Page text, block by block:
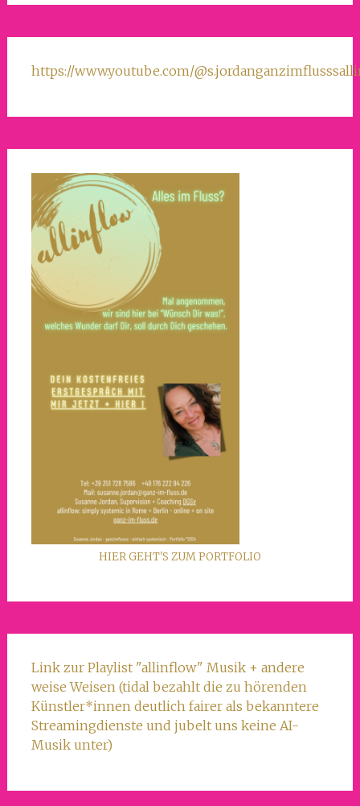
https://www.youtube.com/
HIER GEHT'S ZUM PORTFOLIO
Link zur Playlist "allinflow" Musik + andere
weise Weisen (tidal bezahlt die zu hörenden
Künstler*innen deutlich fairer als bekanntere
Streamingdienste und jubelt uns keine AI-
Musik unter)